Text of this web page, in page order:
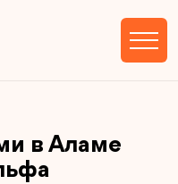
в Аламе